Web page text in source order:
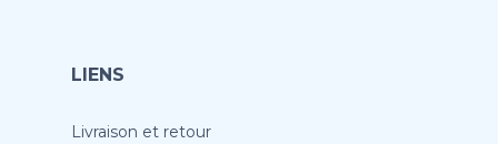
LIENS
Livraison et retour